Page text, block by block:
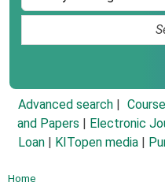
Advanced search
and Papers
Electronic
Loan
KITopen media
Home